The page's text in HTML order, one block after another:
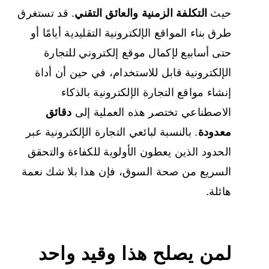
حيث التكلفة الزمنية والعائق التقني. قد تستغرق
طرق بناء المواقع الإلكترونية التقليدية أيامًا أو
حتى أسابيع لإكمال موقع إلكتروني للتجارة
الإلكترونية قابل للاستخدام، في حين أن أداة
إنشاء مواقع التجارة الإلكترونية بالذكاء
الاصطناعي تختصر هذه العملية إلى دقائق
معدودة. بالنسبة لبائعي التجارة الإلكترونية عبر
الحدود الذين يعطون الأولوية للكفاءة والتحقق
السريع من صحة السوق، فإن هذا بلا شك نعمة
هائلة.
لمن يصلح هذا وقيد واحد